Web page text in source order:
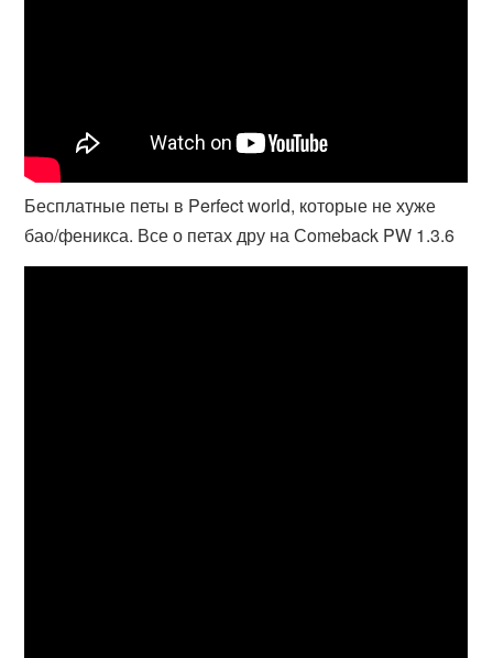
Бесплатные петы в Perfect world, которые не хуже
бао/феникса. Все о петах дру на Сomeback PW 1.3.6